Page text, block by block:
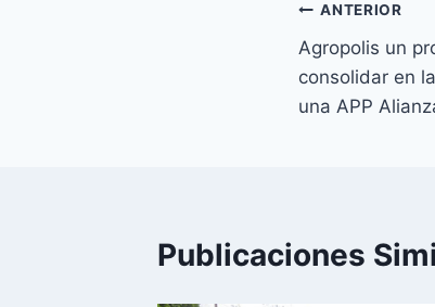
ANTERIOR
Agropolis un
consolidar en
una APP
Publicaciones